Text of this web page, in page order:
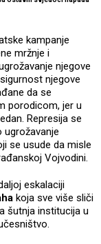
kampanje
mržnje i
njegove
njegove
da se
porodicom, jer u
Represija se
ugrožavanje
se usude da misle
Vojvodini.
eskalaciji
koja sve više sliči
šutnja institucija u